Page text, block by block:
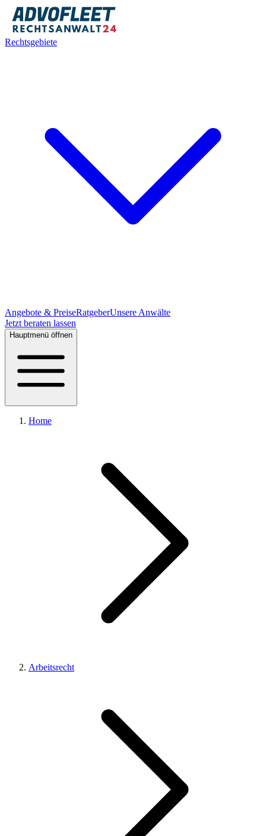
Rechtsgebiete
Angebote & PreiseRatgeberUnsere Anwälte
Jetzt beraten lassen
Hauptmenü öffnen
Home
Arbeitsrecht